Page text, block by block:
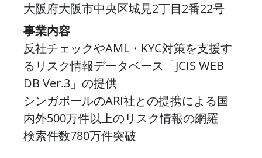
大阪府大阪市中央区城見2丁目2番22号
事業内容
反社チェックやAML・KYC対策を支援す
るリスク情報データベース「JCIS WEB
DB Ver.3」の提供
シンガポールのARI社との提携による国
内外500万件以上のリスク情報の網羅
検索件数780万件突破